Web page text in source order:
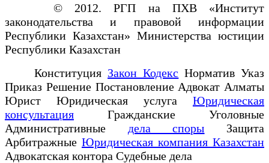
© 2012. РГП на ПХВ «Институт
законодательства и правовой информации
Республики Казахстан» Министерства юстиции
Республики Казахстан
Конституция Закон Кодекс Норматив Указ
Приказ Решение Постановление Адвокат Алматы
Юрист Юридическая услуга Юридическая
консультация Гражданские Уголовные
Административные дела споры Защита
Арбитражные Юридическая компания Казахстан
Адвокатская контора Судебные дела